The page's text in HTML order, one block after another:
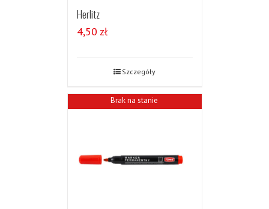
Herlitz
4,50 zł
Szczegóły
Brak na stanie